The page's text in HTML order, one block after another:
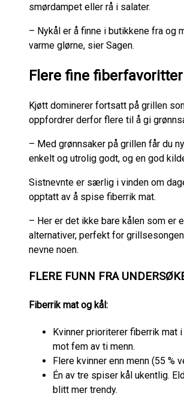
smørdampet eller rå i salater.
– Nykål er å finne i butikkene fra og
varme glørne, sier Sagen.
Flere fine fiberfavoritter
Kjøtt dominerer fortsatt på grillen
oppfordrer derfor flere til å gi
– Med grønnsaker på grillen får du
enkelt og utrolig godt, og en god
Sistnevnte er særlig i vinden om
opptatt av å spise fiberrik mat.
– Her er det ikke bare kålen som er
alternativer, perfekt for
nevne noen.
FLERE FUNN FRA
Fiberrik mat og kål:
Kvinner prioriterer fiberrik mat
mot fem av ti menn.
Flere kvinner enn menn (55 %
Én av tre spiser kål ukentlig.
blitt mer trendy.